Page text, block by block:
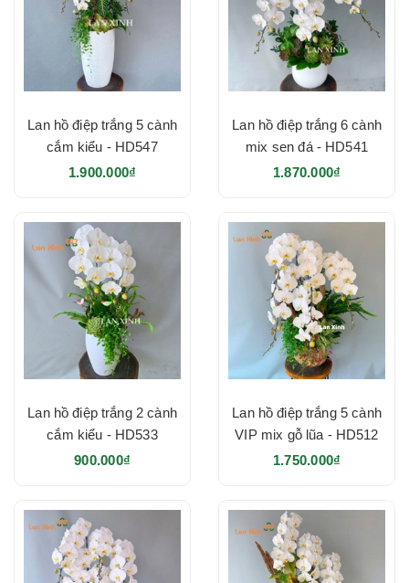
Lan hồ điệp trắng 5 cành
cắm kiểu - HD547
1.900.000₫
Lan hồ điệp trắng 6 cành
mix sen đá - HD541
1.870.000₫
Lan hồ điệp trắng 2 cành
cắm kiểu - HD533
900.000₫
Lan hồ điệp trắng 5 cành
VIP mix gỗ lũa - HD512
1.750.000₫